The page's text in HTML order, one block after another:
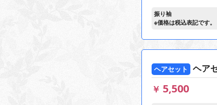
振り袖
※価格は税込表記です。
ヘアセット
ヘア
￥ 5,500